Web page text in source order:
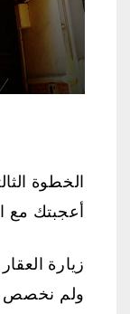
الخطوة
أعجبتك مع
زيارة
ولم نخصص